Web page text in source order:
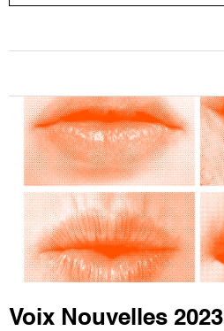
Voix Nouvelles 2023